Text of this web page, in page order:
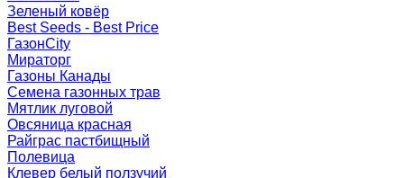
Зеленый ковёр
Best Seeds - Best Price
ГазонCity
Мираторг
Газоны Канады
Семена газонных трав
Мятлик луговой
Овсяница красная
Райграс пастбищный
Полевица
Клевер белый ползучий